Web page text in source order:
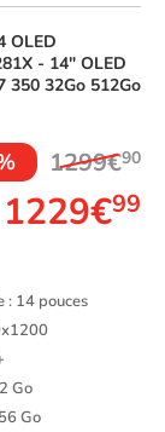
OLED
- 14" OLED
350 32Go 512Go
1299€90
1229€99
: 14 pouces
Go
Go